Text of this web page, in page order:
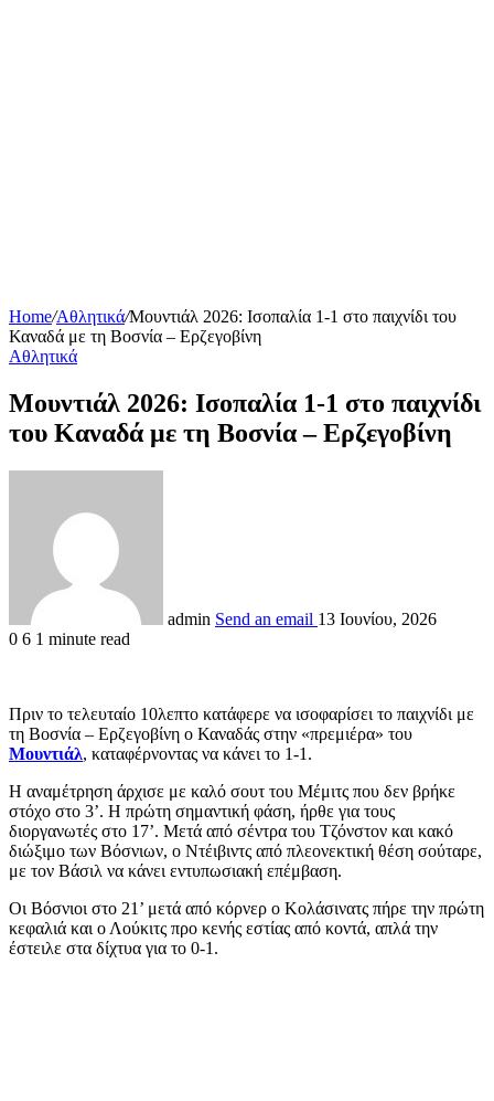
Home/Αθλητικά/Μουντιάλ 2026: Ισοπαλία 1-1 στο παιχνίδι του
Καναδά με τη Βοσνία – Ερζεγοβίνη
Αθλητικά
Μουντιάλ 2026: Ισοπαλία 1-1 στο παιχνίδι
του Καναδά με τη Βοσνία – Ερζεγοβίνη
admin Send an email 13 Ιουνίου, 2026
0 6 1 minute read
Πριν το τελευταίο 10λεπτο κατάφερε να ισοφαρίσει το παιχνίδι με
τη Βοσνία – Ερζεγοβίνη ο Καναδάς στην «πρεμιέρα» του
Μουντιάλ, καταφέρνοντας να κάνει το 1-1.
Η αναμέτρηση άρχισε με καλό σουτ του Μέμιτς που δεν βρήκε
στόχο στο 3’. Η πρώτη σημαντική φάση, ήρθε για τους
διοργανωτές στο 17’. Μετά από σέντρα του Τζόνστον και κακό
διώξιμο των Βόσνιων, ο Ντέιβιντς από πλεονεκτική θέση σούταρε,
με τον Βάσιλ να κάνει εντυπωσιακή επέμβαση.
Οι Βόσνιοι στο 21’ μετά από κόρνερ ο Κολάσινατς πήρε την πρώτη
κεφαλιά και ο Λούκιτς προ κενής εστίας από κοντά, απλά την
έστειλε στα δίχτυα για το 0-1.